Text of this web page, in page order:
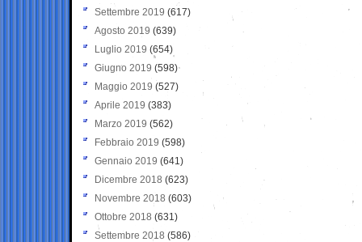
Settembre 2019 (617)
Agosto 2019 (639)
Luglio 2019 (654)
Giugno 2019 (598)
Maggio 2019 (527)
Aprile 2019 (383)
Marzo 2019 (562)
Febbraio 2019 (598)
Gennaio 2019 (641)
Dicembre 2018 (623)
Novembre 2018 (603)
Ottobre 2018 (631)
Settembre 2018 (586)